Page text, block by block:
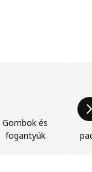
Gombok és
fogantyúk